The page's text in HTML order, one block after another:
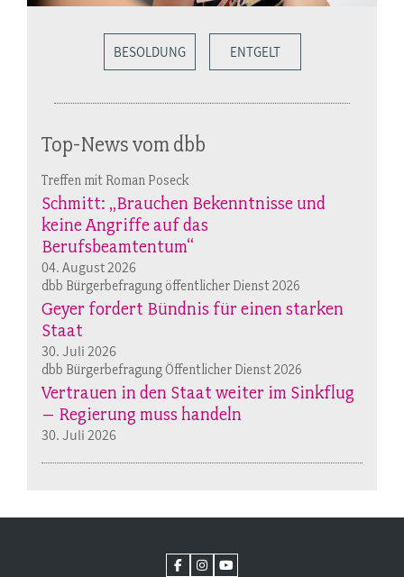
BESOLDUNG ENTGELT
Top-News vom dbb
Treffen mit Roman Poseck
Schmitt: „Brauchen Bekenntnisse und
keine Angriffe auf das
Berufsbeamtentum“
04. August 2026
dbb Bürgerbefragung öffentlicher Dienst 2026
Geyer fordert Bündnis für einen starken
Staat
30. Juli 2026
dbb Bürgerbefragung Öffentlicher Dienst 2026
Vertrauen in den Staat weiter im Sinkflug
– Regierung muss handeln
30. Juli 2026